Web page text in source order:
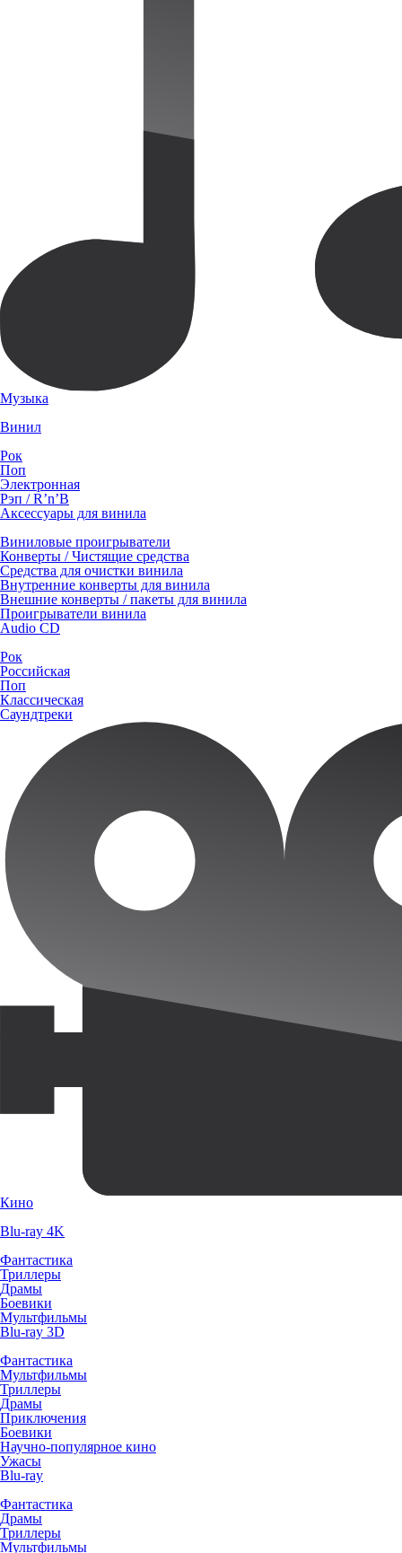
Музыка
Винил
Рок
Поп
Электронная
Рэп / R’n’B
Аксессуары для винила
Виниловые проигрыватели
Конверты / Чистящие средства
Средства для очистки винила
Внутренние конверты для винила
Внешние конверты / пакеты для винила
Проигрыватели винила
Audio CD
Рок
Российская
Поп
Классическая
Саундтреки
Кино
Blu-ray 4K
Фантастика
Триллеры
Драмы
Боевики
Мультфильмы
Blu-ray 3D
Фантастика
Мультфильмы
Триллеры
Драмы
Приключения
Боевики
Научно-популярное кино
Ужасы
Blu-ray
Фантастика
Драмы
Триллеры
Мультфильмы